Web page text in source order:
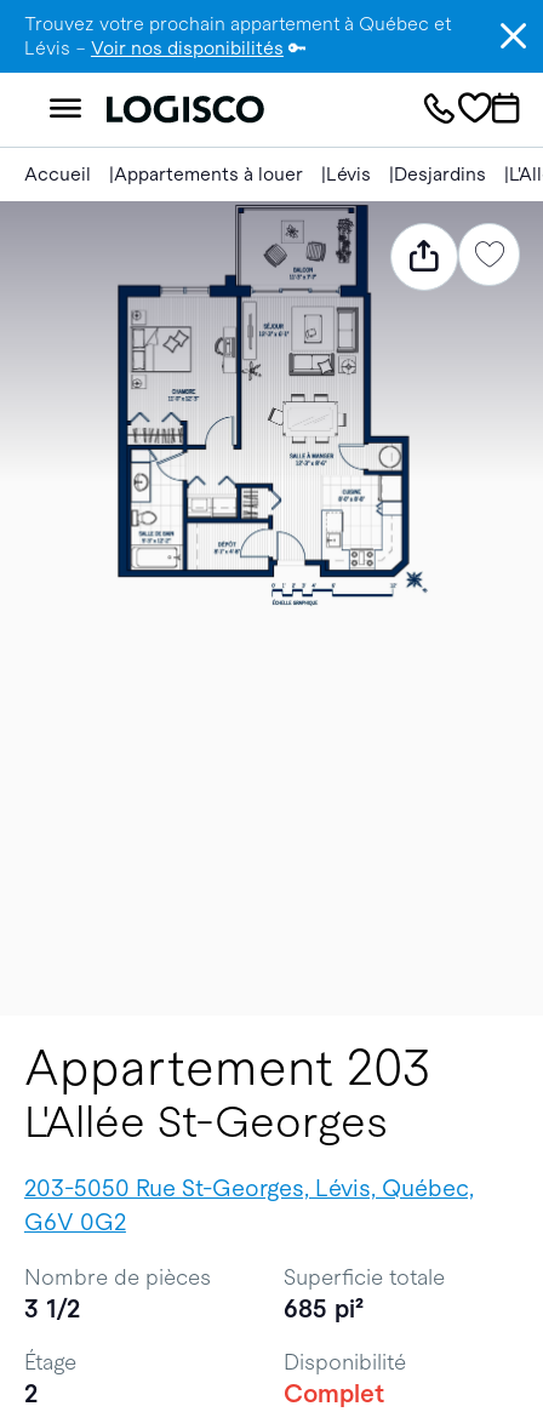
Trouvez votre prochain appartement à Québec et
Lévis – Voir nos disponibilités 🔑
Accueil Appartements à louer Lévis Desjardins
Appartement 203
L'Allée St-Georges
203-5050 Rue St-Georges, Lévis, Québec,
G6V 0G2
Nombre de pièces
3 1/2
Superficie totale
685 pi²
Étage
2
Disponibilité
Complet